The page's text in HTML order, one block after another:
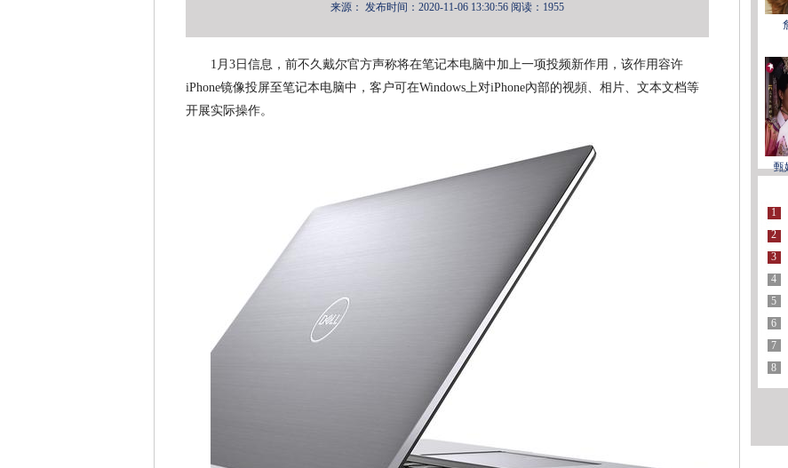
来源： 发布时间：2020-11-06 13:30:56 阅读：1955
1月3日信息，前不久戴尔官方声称将在笔记本电脑中加上一项投频新作用，该作用容许
iPhone镜像投屏至笔记本电脑中，客户可在Windows上对iPhone內部的视頻、相片、文本文档等
开展实际操作。
甄
1
2
3
4
5
6
7
8